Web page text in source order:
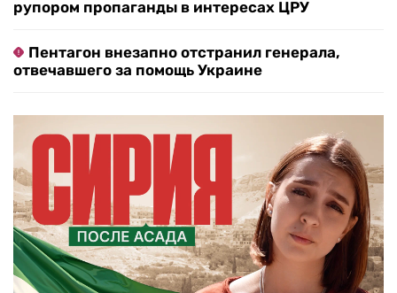
рупором пропаганды в интересах ЦРУ
Пентагон внезапно отстранил генерала,
отвечавшего за помощь Украине